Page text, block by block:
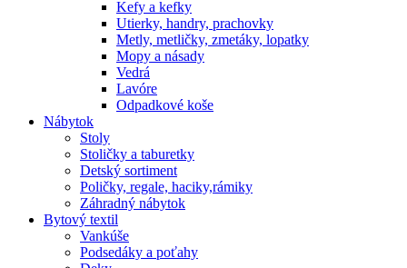
Kefy a kefky
Utierky, handry, prachovky
Metly, metličky, zmetáky, lopatky
Mopy a násady
Vedrá
Lavóre
Odpadkové koše
Nábytok
Stoly
Stoličky a taburetky
Detský sortiment
Poličky, regale, haciky,rámiky
Záhradný nábytok
Bytový textil
Vankúše
Podsedáky a poťahy